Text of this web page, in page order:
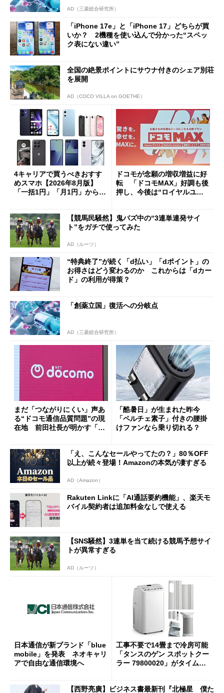
AD（三菱総合研究所）
「iPhone 17e」と「iPhone 17」どちらが買
いか？ 2機種を使い込んで分かった“スペッ
ク表にない違い”
全国の絶景ポイントにサウナ付きのシェア別荘
を展開
AD（COCO VILLA on GOETHE）
4キャリアで買うべきおすす
めスマホ【2026年8月版】
「一括1円」「月1円」からお
ドコモが念願の増収増益に好
転 「ドコモMAX」好調も後
押し、今後は“ロイヤルユー
【競馬民騒然】鬼バズ中の“3連単連発サイ
ト”をガチで使ってみた
AD（ルーツ）
“特典終了”が続く「d払い」「dポイント」の
お得さはどう変わるのか これからは「dカー
ド」の利用が得策？
「創薬立国」復活への分岐点
AD（三菱総合研究所）
まだ「つながりにくい」声あ
る“ドコモ通信品質問題”の現
在地 前田社長が明かす「道
「酷暑日」が生まれた昨今
「ペルチェ素子」付きの腰掛
けファンなら乗り切れる？
「え、こんなセールやってたの？」80％OFF
以上が続々登場！Amazonの本気が凄すぎる
AD（Amazon）
Rakuten Linkに「AI通話要約機能」、楽天モ
バイル契約者は追加料金なしで使える
【SNS騒然】3連単を当て続ける競馬予想サイ
トが異常すぎる
AD（ルーツ）
日本通信が新ブランド「blue
mobile」を発表 ネオキャリ
アで自由な通信環境へ
工事不要で14畳まで冷房可能
「タンスのゲン スポットクー
ラー 79800020」がタイムセ
【西野亮廣】ビジネス書最新刊『北極星 僕た